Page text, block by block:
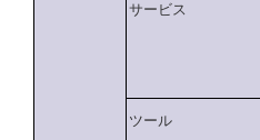
サービス
ツール